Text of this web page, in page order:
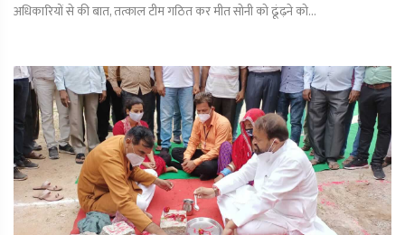
अधिकारियों से की बात, तत्काल टीम गठित कर मीत सोनी को ढूंढ़ने को...